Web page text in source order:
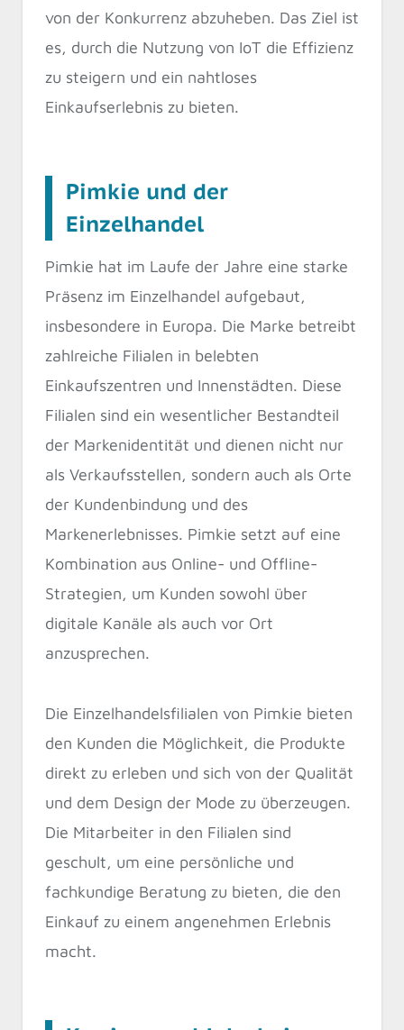
von der Konkurrenz abzuheben. Das Ziel ist
es, durch die Nutzung von IoT die Effizienz
zu steigern und ein nahtloses
Einkaufserlebnis zu bieten.
Pimkie und der
Einzelhandel
Pimkie hat im Laufe der Jahre eine starke
Präsenz im Einzelhandel aufgebaut,
insbesondere in Europa. Die Marke betreibt
zahlreiche Filialen in belebten
Einkaufszentren und Innenstädten. Diese
Filialen sind ein wesentlicher Bestandteil
der Markenidentität und dienen nicht nur
als Verkaufsstellen, sondern auch als Orte
der Kundenbindung und des
Markenerlebnisses. Pimkie setzt auf eine
Kombination aus Online- und Offline-
Strategien, um Kunden sowohl über
digitale Kanäle als auch vor Ort
anzusprechen.
Die Einzelhandelsfilialen von Pimkie bieten
den Kunden die Möglichkeit, die Produkte
direkt zu erleben und sich von der Qualität
und dem Design der Mode zu überzeugen.
Die Mitarbeiter in den Filialen sind
geschult, um eine persönliche und
fachkundige Beratung zu bieten, die den
Einkauf zu einem angenehmen Erlebnis
macht.